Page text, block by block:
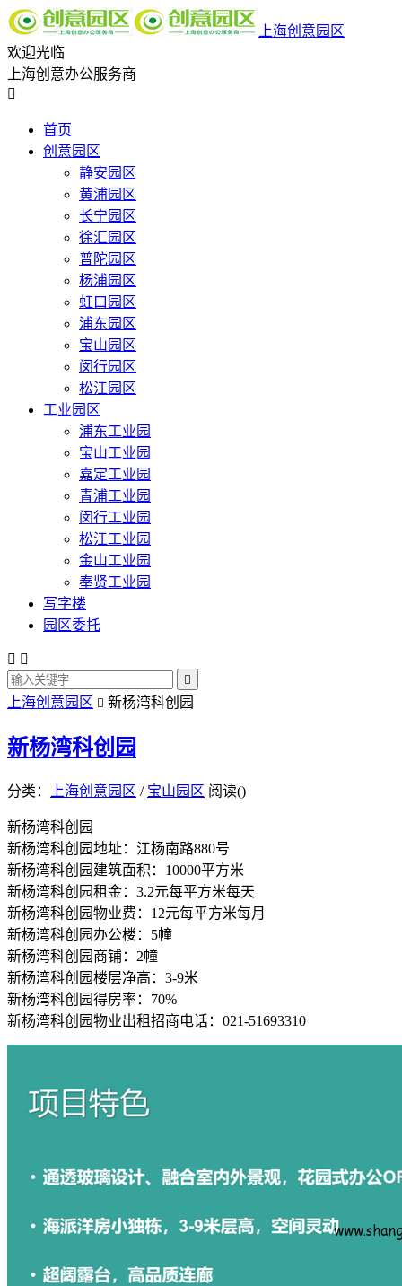
上海创意园区
欢迎光临
上海创意办公服务商

首页
创意园区
静安园区
黄浦园区
长宁园区
徐汇园区
普陀园区
杨浦园区
虹口园区
浦东园区
宝山园区
闵行园区
松江园区
工业园区
浦东工业园
宝山工业园
嘉定工业园
青浦工业园
闵行工业园
松江工业园
金山工业园
奉贤工业园
写字楼
园区委托
 

上海创意园区  新杨湾科创园
新杨湾科创园
分类： 上海创意园区 / 宝山园区 阅读()
新杨湾科创园
新杨湾科创园地址：江杨南路880号
新杨湾科创园建筑面积：10000平方米
新杨湾科创园租金：3.2元每平方米每天
新杨湾科创园物业费：12元每平方米每月
新杨湾科创园办公楼：5幢
新杨湾科创园商铺：2幢
新杨湾科创园楼层净高：3-9米
新杨湾科创园得房率：70%
新杨湾科创园物业出租招商电话：021-51693310